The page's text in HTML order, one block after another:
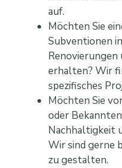
auf.
Möchten Sie
Subventionen
Renovierungen
erhalten? Wir
spezifisches
Möchten Sie
oder
Nachhaltigkeit
Wir sind gerne
zu gestalten.